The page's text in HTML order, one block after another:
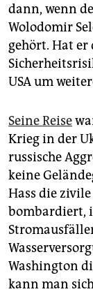
dann, wenn
Wolodomir
gehört. Hat
USA um
Seine Reise
Krieg in der
russische
keine
Hass die
bombardiert,
Washington
kann man